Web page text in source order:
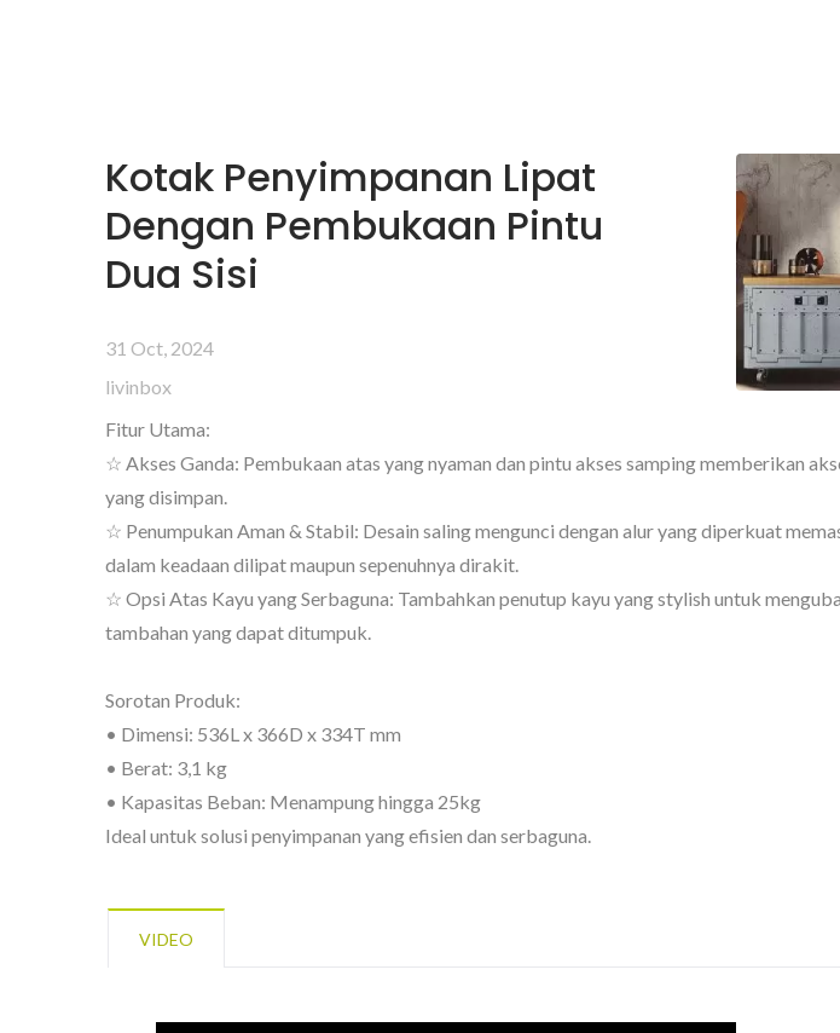
Kotak Penyimpanan Lipat
Dengan Pembukaan Pintu
Dua Sisi
31 Oct, 2024
livinbox
Fitur Utama:
☆ Akses Ganda: Pembukaan atas yang nyaman dan pintu akses samping memberikan
yang disimpan.
☆ Penumpukan Aman & Stabil: Desain saling mengunci dengan alur yang diperkuat
dalam keadaan dilipat maupun sepenuhnya dirakit.
☆ Opsi Atas Kayu yang Serbaguna: Tambahkan penutup kayu yang stylish untuk
tambahan yang dapat ditumpuk.
Sorotan Produk:
• Dimensi: 536L x 366D x 334T mm
• Berat: 3,1 kg
• Kapasitas Beban: Menampung hingga 25kg
Ideal untuk solusi penyimpanan yang efisien dan serbaguna.
VIDEO
BuBu-Penyimpanan-Bin